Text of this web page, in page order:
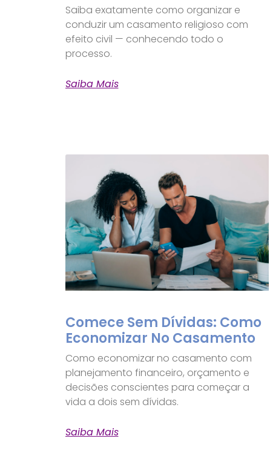
Saiba exatamente como organizar e
conduzir um casamento religioso com
efeito civil — conhecendo todo o
processo.
Saiba Mais
Comece Sem Dívidas: Como
Economizar No Casamento
Como economizar no casamento com
planejamento financeiro, orçamento e
decisões conscientes para começar a
vida a dois sem dívidas.
Saiba Mais